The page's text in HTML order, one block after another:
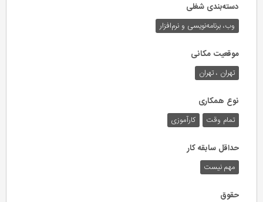
دسته‌بندی شغلی
وب،‌ برنامه‌نویسی و نرم‌افزار
موقعیت مکانی
تهران ، تهران
نوع همکاری
تمام وقت کارآموزی
حداقل سابقه کار
مهم نیست
حقوق